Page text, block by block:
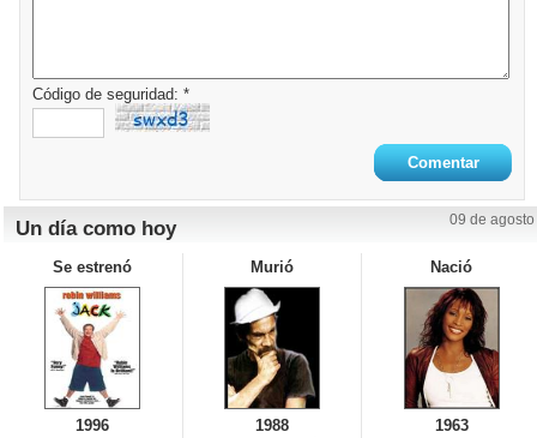
Código de seguridad: *
Un día como hoy 09 de agosto
Se estrenó
1996
Murió
1988
Nació
1963